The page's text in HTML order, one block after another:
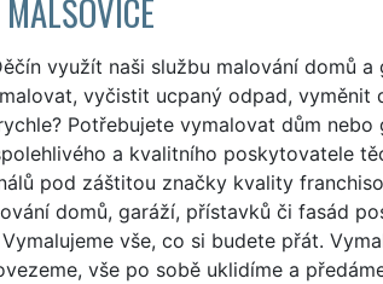
využít naši službu malování domů
vyčistit ucpaný odpad, vyměnit
Potřebujete vymalovat dům
a kvalitního poskytovatele
pod záštitou značky kvality
domů, garáží, přístavků či fasád
vše, co si budete přát.
vše po sobě uklidíme a